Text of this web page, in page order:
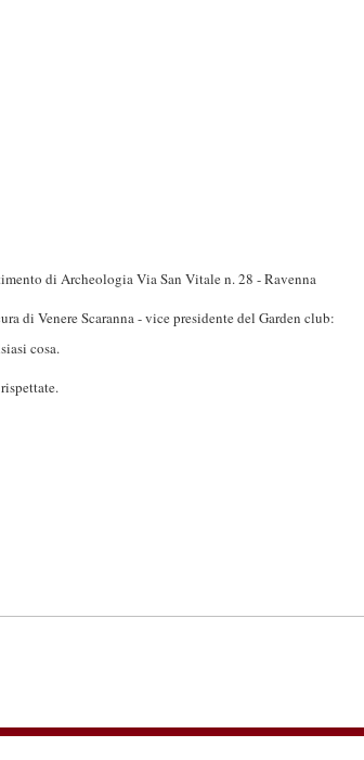
di Archeologia Via San Vitale n. 28 - Ravenna
di Venere Scaranna - vice presidente del Garden club:
cosa.